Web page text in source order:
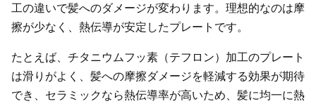
工の違いで髪へのダメージが変わります。理想的なのは摩
擦が少なく、熱伝導が安定したプレートです。
たとえば、チタニウムフッ素（テフロン）加工のプレート
は滑りがよく、髪への摩擦ダメージを軽減する効果が期待
でき、セラミックなら熱伝導率が高いため、髪に均一に熱